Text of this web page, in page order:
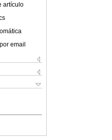
artículo
email